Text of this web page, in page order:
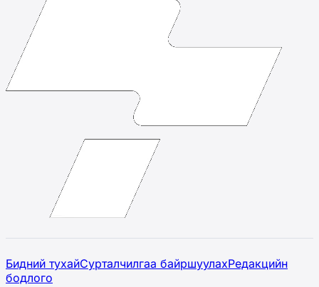
Бидний тухайСурталчилгаа байршуулахРедакцийн
бодлого